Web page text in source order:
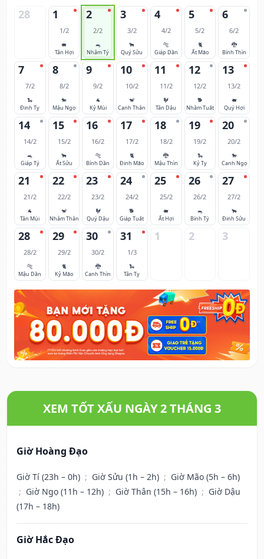
28 1
1/2
🐖
Tân Hợi
2
2/2
🐀
Nhâm Tý
3
3/2
🐂
Quý Sửu
4
4/2
🐅
Giáp Dần
5
5/2
🐈
Ất Mão
6
6/2
🐉
Bính Thìn
7
7/2
🐍
Đinh Tỵ
8
8/2
🐎
Mậu Ngọ
9
9/2
🐐
Kỷ Mùi
10
10/2
🐒
Canh Thân
11
11/2
🐓
Tân Dậu
12
12/2
🐕
Nhâm Tuất
13
13/2
🐖
Quý Hợi
14
14/2
🐀
Giáp Tý
15
15/2
🐂
Ất Sửu
16
16/2
🐅
Bính Dần
17
17/2
🐈
Đinh Mão
18
18/2
🐉
Mậu Thìn
19
19/2
🐍
Kỷ Tỵ
20
20/2
🐎
Canh Ngọ
21
21/2
🐐
Tân Mùi
22
22/2
🐒
Nhâm Thân
23
23/2
🐓
Quý Dậu
24
24/2
🐕
Giáp Tuất
25
25/2
🐖
Ất Hợi
26
26/2
🐀
Bính Tý
27
27/2
🐂
Đinh Sửu
28
28/2
🐅
Mậu Dần
29
29/2
🐈
Kỷ Mão
30
30/2
🐉
Canh Thìn
31
1/3
🐍
Tân Tỵ
1 2 3
XEM TỐT XẤU NGÀY 2 THÁNG 3
Giờ Hoàng Đạo
Giờ Tí (23h – 0h) ; Giờ Sửu (1h – 2h) ; Giờ Mão (5h – 6h)
; Giờ Ngọ (11h – 12h) ; Giờ Thân (15h – 16h) ; Giờ Dậu
(17h – 18h)
Giờ Hắc Đạo